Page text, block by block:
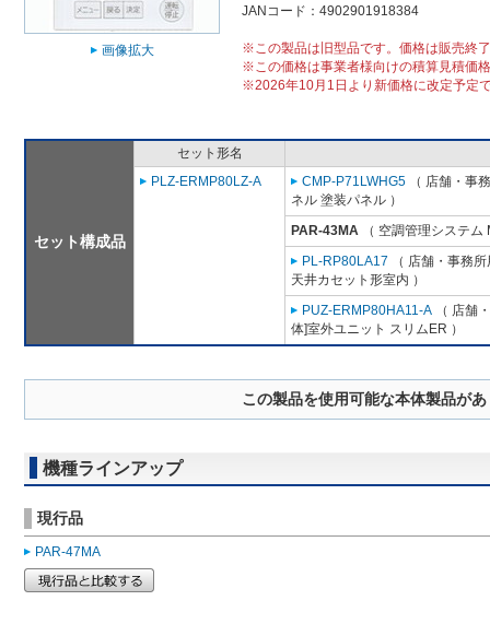
画像拡大
JANコード：4902901918384
※この製品は旧型品です。価格は販売終
※この価格は事業者様向けの積算見積価
※2026年10月1日より新価格に改定予定
セット構成品
セット形名
PLZ-ERMP80LZ-A
CMP-P71LWHG5 （ 店舗・事
ネル 塗装パネル ）
PAR-43MA （ 空調管理システム
PL-RP80LA17 （ 店舗・事務
天井カセット形室内 ）
PUZ-ERMP80HA11-A （ 店舗
体]室外ユニット スリムER ）
この製品を使用可能な本体製品が
機種ラインアップ
現行品
PAR-47MA